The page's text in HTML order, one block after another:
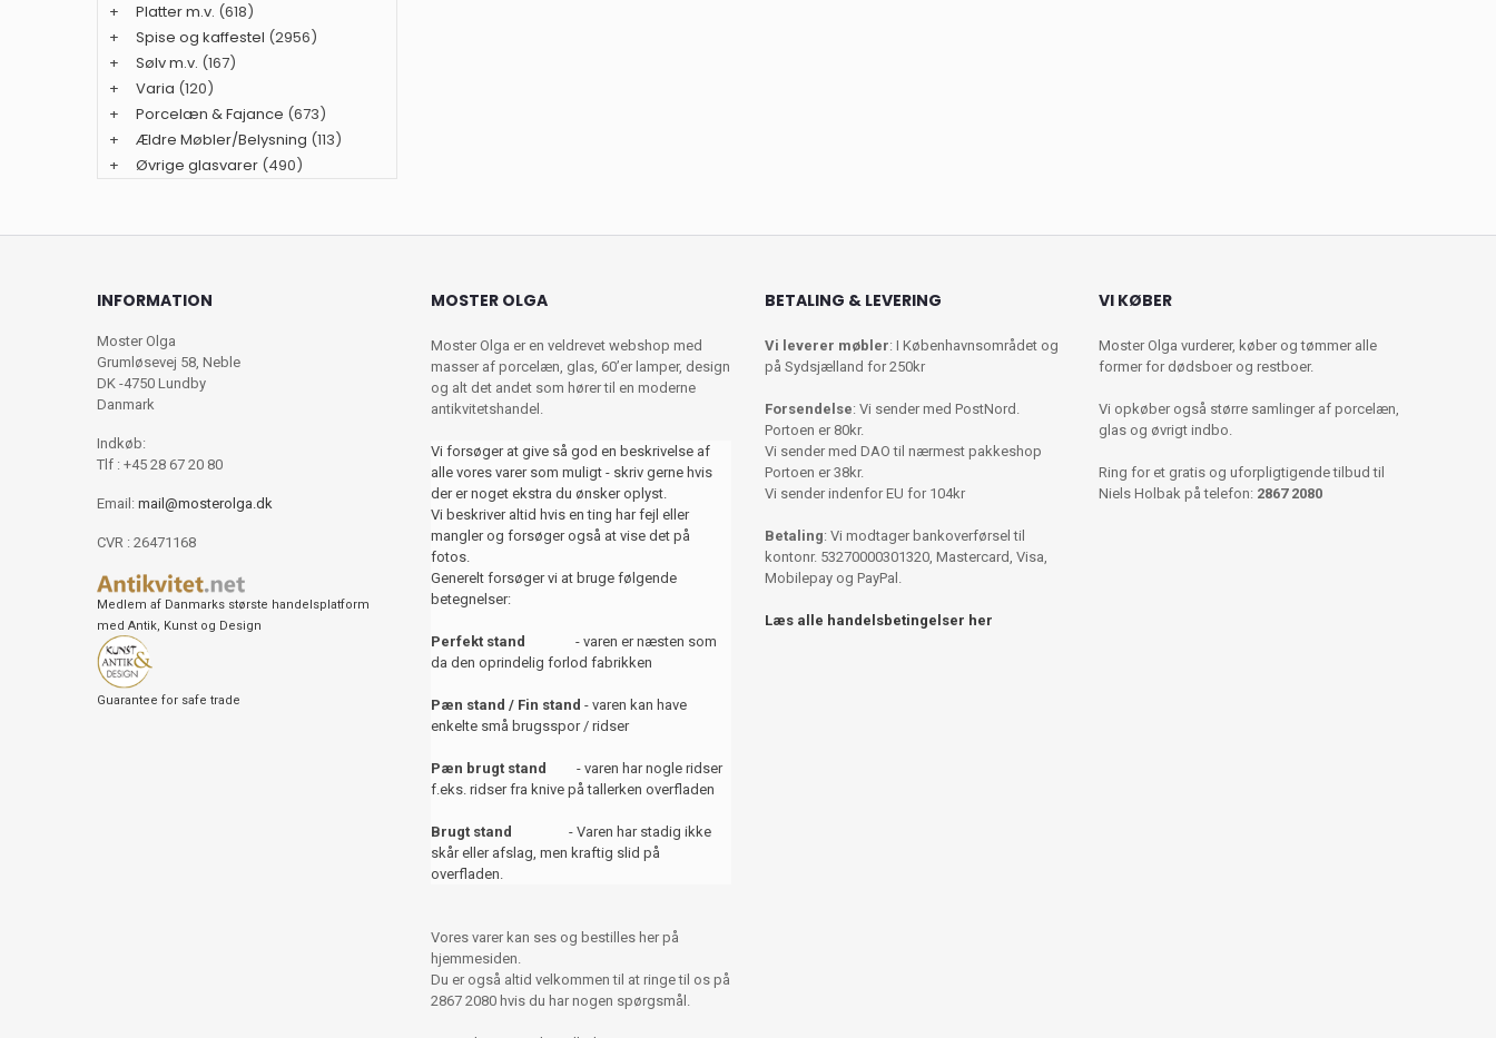
+
Platter m.v. (618)
+
Spise og kaffestel (2956)
+
Sølv m.v. (167)
+
Varia (120)
+
Porcelæn & Fajance (673)
+
Ældre Møbler/Belysning (113)
+
Øvrige glasvarer (490)
INFORMATION
Moster Olga
Grumløsevej 58, Neble
DK -4750 Lundby
Danmark
Indkøb:
Tlf : +45 28 67 20 80
Email: mail@mosterolga.dk
CVR : 26471168
Medlem af Danmarks største handelsplatform
med Antik, Kunst og Design
Guarantee for safe trade
MOSTER OLGA
Moster Olga er en veldrevet webshop med
masser af porcelæn, glas, 60’er lamper, design
og alt det andet som hører til en moderne
antikvitetshandel.
Vi forsøger at give så god en beskrivelse af
alle vores varer som muligt - skriv gerne hvis
der er noget ekstra du ønsker oplyst.
Vi beskriver altid hvis en ting har fejl eller
mangler og forsøger også at vise det på
fotos.
Generelt forsøger vi at bruge følgende
betegnelser:
Perfekt stand
- varen er næsten som
da den oprindelig forlod fabrikken
Pæn stand / Fin stand - varen kan have
enkelte små brugsspor / ridser
Pæn brugt stand
- varen har nogle ridser
f.eks. ridser fra knive på tallerken overfladen
Brugt stand
- Varen har stadig ikke
skår eller afslag, men kraftig slid på
overfladen.
Vores varer kan ses og bestilles her på
hjemmesiden.
Du er også altid velkommen til at ringe til os på
2867 2080 hvis du har nogen spørgsmål.
BETALING & LEVERING
Vi leverer møbler: I Københavnsområdet og
på Sydsjælland for 250kr
Forsendelse: Vi sender med PostNord.
Portoen er 80kr.
Vi sender med DAO til nærmest pakkeshop
Portoen er 38kr.
Vi sender indenfor EU for 104kr
Betaling: Vi modtager bankoverførsel til
kontonr. 53270000301320, Mastercard, Visa,
Mobilepay og PayPal.
Læs alle handelsbetingelser her
VI KØBER
Moster Olga vurderer, køber og tømmer alle
former for dødsboer og restboer.
Vi opkøber også større samlinger af porcelæn,
glas og øvrigt indbo.
Ring for et gratis og uforpligtigende tilbud til
Niels Holbak på telefon: 2867 2080